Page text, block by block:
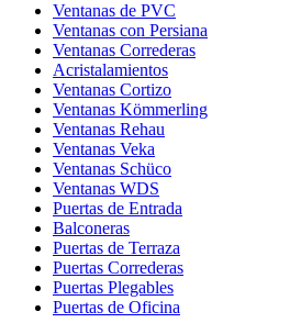
Ventanas de PVC
Ventanas con Persiana
Ventanas Correderas
Acristalamientos
Ventanas Cortizo
Ventanas Kömmerling
Ventanas Rehau
Ventanas Veka
Ventanas Schüco
Ventanas WDS
Puertas de Entrada
Balconeras
Puertas de Terraza
Puertas Correderas
Puertas Plegables
Puertas de Oficina